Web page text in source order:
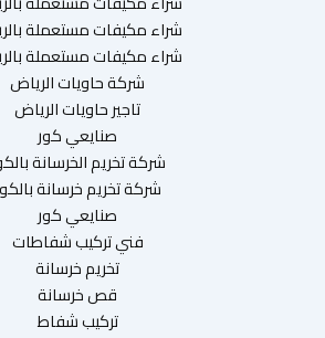
شراء مكيفات مستعملة
شراء مكيفات مستعملة
شركة حاويات الرياض
تاجير حاويات الرياض
صنايعي كور
شركة تخريم الخرسانة
شركة تخريم خرسانة
صنايعي كور
فني تركيب شفاطات
تخريم خرسانة
قص خرسانة
تركيب شفاط